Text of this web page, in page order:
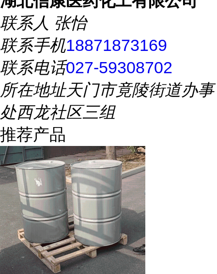
联系人 张怡
联系手机18871873169
联系电话027-59308702
所在地址天门市竟陵街道办事
处西龙社区三组
推荐产品